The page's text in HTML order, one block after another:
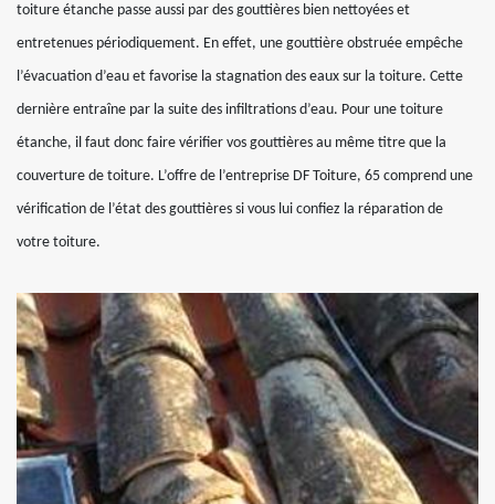
toiture étanche passe aussi par des gouttières bien nettoyées et
entretenues périodiquement. En effet, une gouttière obstruée empêche
l’évacuation d’eau et favorise la stagnation des eaux sur la toiture. Cette
dernière entraîne par la suite des infiltrations d’eau. Pour une toiture
étanche, il faut donc faire vérifier vos gouttières au même titre que la
couverture de toiture. L’offre de l’entreprise DF Toiture, 65 comprend une
vérification de l’état des gouttières si vous lui confiez la réparation de
votre toiture.